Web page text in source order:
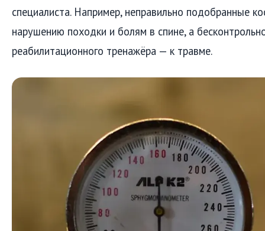
специалиста. Например, неправильно подобранные
нарушению походки и болям в спине, а
реабилитационного тренажёра — к травме.